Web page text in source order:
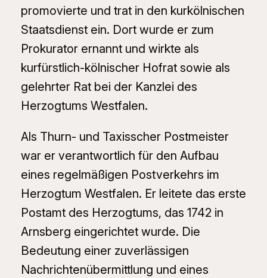
promovierte und trat in den kurkölnischen
Staatsdienst ein. Dort wurde er zum
Prokurator ernannt und wirkte als
kurfürstlich-kölnischer Hofrat sowie als
gelehrter Rat bei der Kanzlei des
Herzogtums Westfalen.
Als Thurn- und Taxisscher Postmeister
war er verantwortlich für den Aufbau
eines regelmäßigen Postverkehrs im
Herzogtum Westfalen. Er leitete das erste
Postamt des Herzogtums, das 1742 in
Arnsberg eingerichtet wurde. Die
Bedeutung einer zuverlässigen
Nachrichtenübermittlung und eines